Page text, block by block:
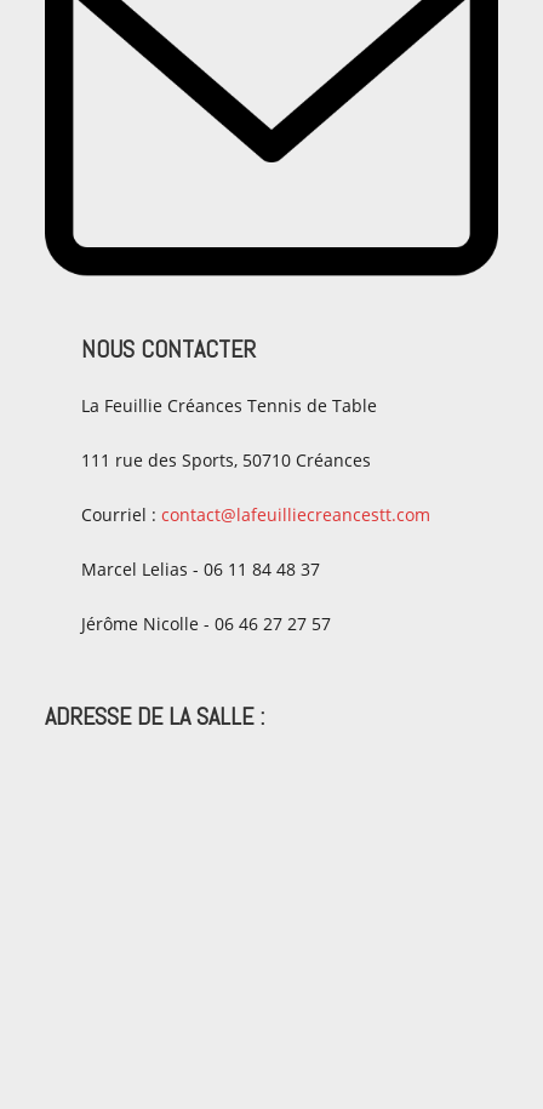
NOUS CONTACTER
La Feuillie Créances Tennis de Table
111 rue des Sports, 50710 Créances
Courriel :contact@lafeuilliecreancestt.com
Marcel Lelias - 06 11 84 48 37
Jérôme Nicolle - 06 46 27 27 57
ADRESSE DE LA SALLE :